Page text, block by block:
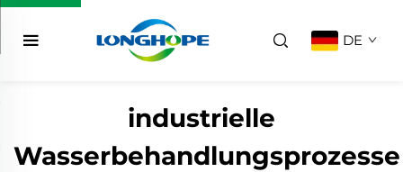
DE
industrielle
Wasserbehandlungsprozesse